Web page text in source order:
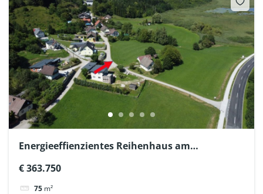
Energieeffienzientes Reihenhaus am
€ 363.750
75 m²